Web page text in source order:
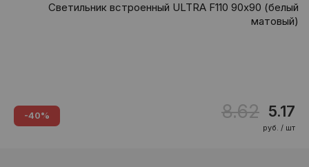
Светильник встроенный ULTRA F110 90х90 (белый
матовый)
-40% 8.62 5.17
руб. / шт